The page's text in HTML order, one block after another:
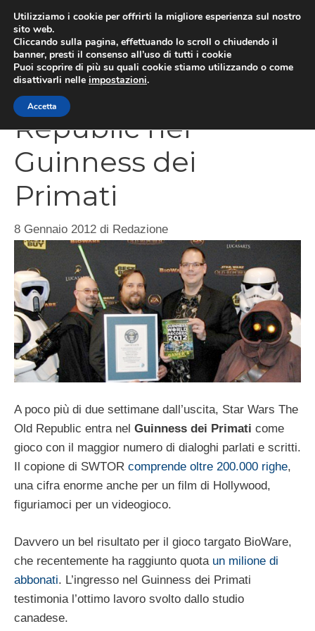
contenuto
Star Wars The Old
Republic nel
Guinness dei
Primati
8 Gennaio 2012 di Redazione
A poco più di due settimane dall’uscita, Star Wars The
Old Republic entra nel Guinness dei Primati come
gioco con il maggior numero di dialoghi parlati e scritti.
Il copione di SWTOR comprende oltre 200.000 righe,
una cifra enorme anche per un film di Hollywood,
figuriamoci per un videogioco.
Davvero un bel risultato per il gioco targato BioWare,
che recentemente ha raggiunto quota un milione di
abbonati. L’ingresso nel Guinness dei Primati
testimonia l’ottimo lavoro svolto dallo studio
canadese.
Utilizziamo i cookie per offrirti la migliore esperienza sul nostro
sito web.
Cliccando sulla pagina, effettuando lo scroll o chiudendo il
banner, presti il consenso all’uso di tutti i cookie
Puoi scoprire di più su quali cookie stiamo utilizzando o come
disattivarli nelle impostazioni.
Accetta